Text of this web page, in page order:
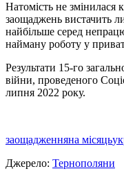
Натомiсть не змiнилася
заощаджень вистачить
найбiльше серед
найману роботу у
Результати 15-го
вiйни, проведеного
липня 2022 року.
заощадженняна місяць
Джерело: Тернополяни